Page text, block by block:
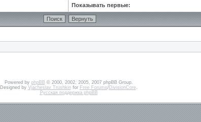
Показывать первые:
Powered by phpBB© 2000, 2002, 2005, 2007 phpBB Group.
Designed by Vjacheslav Trushkinfor Free Forums/DivisionCore.
Русская поддержка phpBB